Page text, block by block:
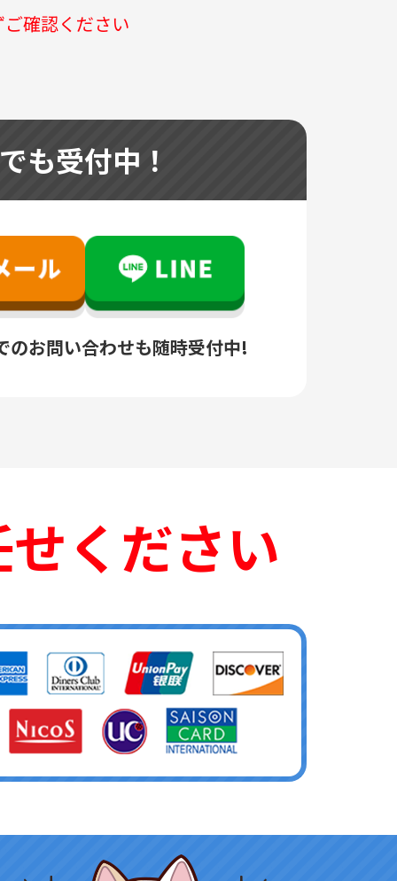
確認ください
も受付中！
のお問い合わせも随時受付中!
ください